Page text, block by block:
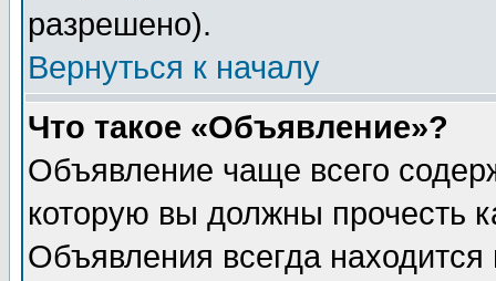
разрешено).
Вернуться к началу
Что такое «Объявление»?
Объявление чаще всего
которую вы должны прочесть
Объявления всегда